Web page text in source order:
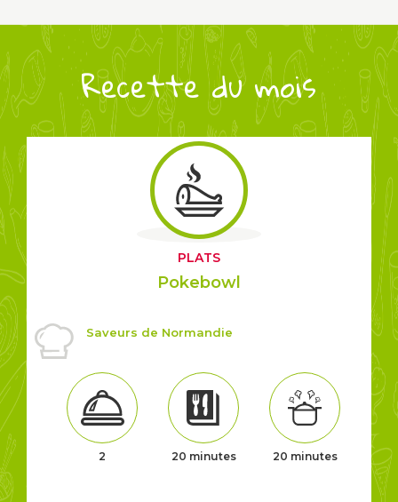
Recette du mois
PLATS
Pokebowl
Saveurs de Normandie
2 20 minutes 20 minutes